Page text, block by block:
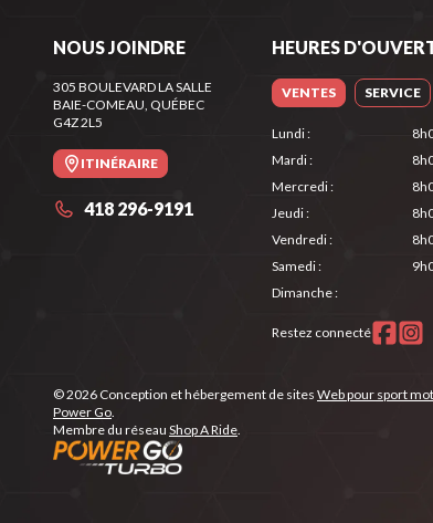
NOUS JOINDRE
305 BOULEVARD LA SALLE
BAIE-COMEAU , QUÉBEC
G4Z 2L5
ITINÉRAIRE
418 296-9191
HEURES
VENTES SERVICE
Lundi:
Mardi:
Mercredi:
Jeudi:
Vendredi:
Samedi:
Dimanche:
Restez connecté
© 2026 Conception et hébergement de sites Web pour sport
Power Go
Membre du réseau Shop A Ride